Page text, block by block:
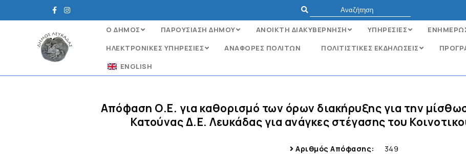
Ο ΔΗΜΟΣ ΠΑΡΟΥΣΙΑΣΗ ΔΗΜΟΥ ΑΝΟΙΚΤΗ ΔΙΑΚΥΒΕΡΝΗΣΗ ΥΠΗΡΕΣΙΕΣ
ΗΛΕΚΤΡΟΝΙΚΈΣ ΥΠΗΡΕΣΊΕΣ
ΑΝΑΦΟΡΈΣ ΠΟΛΙΤΏΝ ΠΟΛΙΤΙΣΤΙΚΕΣ ΕΚΔΗΛΩΣΕΙΣ
ENGLISH
Απόφαση Ο.Ε. για καθορισμό των όρων διακήρυξης για την
Κατούνας Δ.Ε. Λευκάδας για ανάγκες στέγασης του
Αριθμός Απόφασης: 349